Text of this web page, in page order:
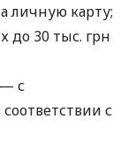
личную карту;
до 30 тыс. грн
с
с